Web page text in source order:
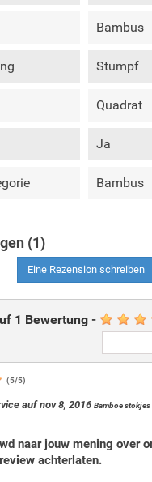
Bambus
Stumpf
Quadrat
Ja
Bambus
(1)
Eine Rezension schreiben
1 Bewertung -
(5/5)
aufnov 8, 2016 Bamboe
naar jouw mening over
achterlaten.